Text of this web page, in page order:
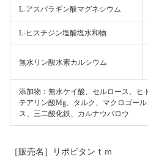
L-アスパラギン酸マグネシウム
L-ヒスチジン塩酸塩水和物
無水リン酸水素カルシウム
添加物：無水ケイ酸、セルロース、ヒ
テアリン酸Mg、タルク、マクロゴー
ス、三二酸化鉄、カルナウバロウ
［販売名］リポビタンｔｍ